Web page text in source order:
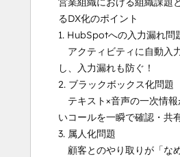
るDX化のポイント
1. HubSpotへの入力漏れ問
アクティビティに自動入
し、入力漏れも防ぐ！
2. ブラックボックス化問題
テキスト×音声の一次情
いコールを一瞬で確認・共
3. 属人化問題
顧客とのやり取りが「な